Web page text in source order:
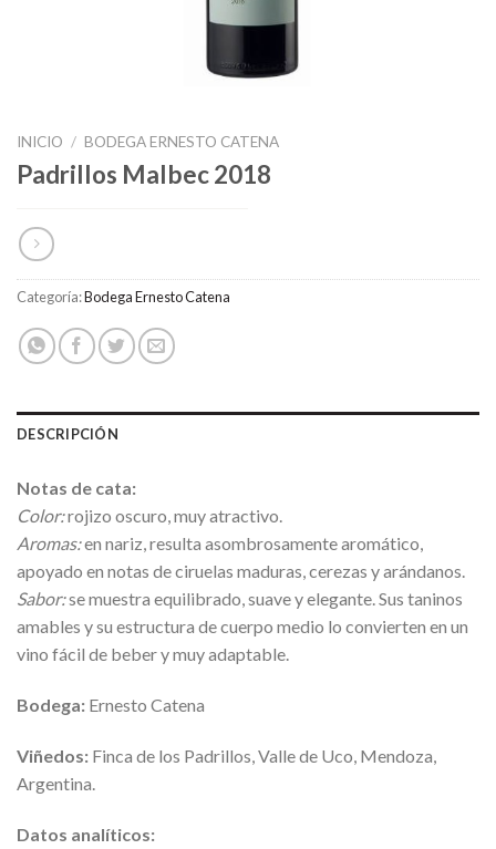
INICIO / BODEGA ERNESTO CATENA
Padrillos Malbec 2018
Categoría:Bodega Ernesto Catena
DESCRIPCIÓN
Notas de cata:
Color:rojizo oscuro, muy atractivo.
Aromas:en nariz, resulta asombrosamente aromático,
apoyado en notas de ciruelas maduras, cerezas y arándanos.
Sabor:se muestra equilibrado, suave y elegante. Sus taninos
amables y su estructura de cuerpo medio lo convierten en un
vino fácil de beber y muy adaptable.
Bodega: Ernesto Catena
Viñedos: Finca de los Padrillos, Valle de Uco, Mendoza,
Argentina.
Datos analíticos: